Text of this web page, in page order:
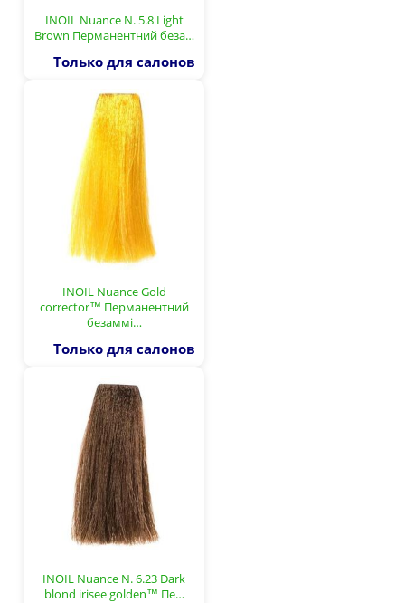
INOIL Nuance N. 5.8 Light
Brown Перманентний беза…
Только для салонов
INOIL Nuance Gold
corrector™ Перманентний
безаммі…
Только для салонов
INOIL Nuance N. 6.23 Dark
blond irisee golden™ Пе…